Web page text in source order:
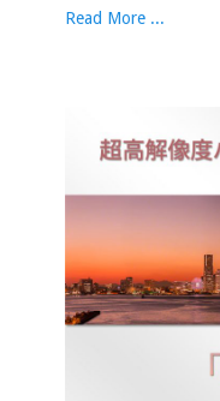
Read More ...